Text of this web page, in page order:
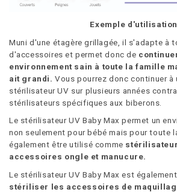
Exemple d'utilisation
Muni d'une étagère grillagée, il s'adapte à
d'accessoires et permet donc de
environnement sain à toute la famille
ait grandi.Vous pourrez donc continuer à
stérilisateur UV sur plusieurs années
stérilisateurs spécifiques aux biberons.
Le stérilisateur UV Baby Max permet un
non seulement pour bébé mais pour toute
également être utilisé comme
accessoires ongle et manucure.
Le stérilisateur UV Baby Max est
stériliser les accessoires de